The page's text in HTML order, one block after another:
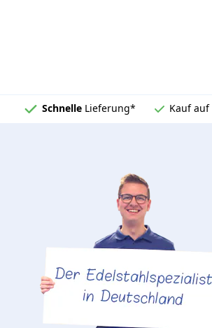
Schnelle Lieferung* Kauf auf